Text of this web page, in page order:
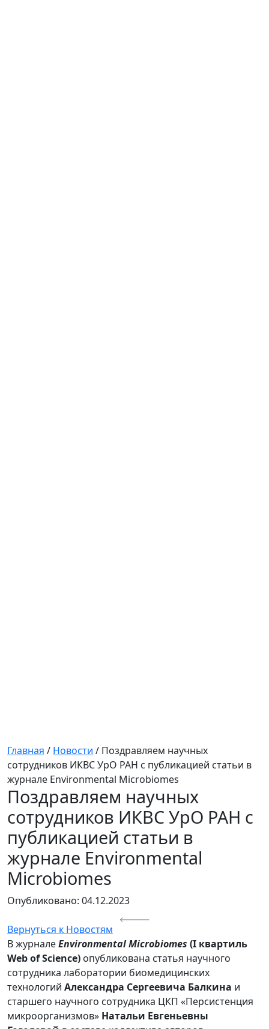
Главная / Новости / Поздравляем научных
сотрудников ИКВС УрО РАН с публикацией статьи в
журнале Environmental Microbiomes
Поздравляем научных
сотрудников ИКВС УрО РАН с
публикацией статьи в
журнале Environmental
Microbiomes
Опубликовано: 04.12.2023
Вернуться к Новостям
В журналеEnvironmental Microbiomes (I квартиль
WebofScience) опубликована статья научного
сотрудника лаборатории биомедицинских
технологий Александра Сергеевича Балкина и
старшего научного сотрудника ЦКП «Персистенция
микроорганизмов» Натальи Евгеньевны